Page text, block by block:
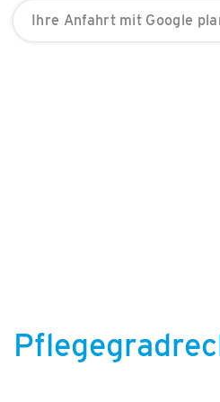
Ihre Anfahrt mit Google